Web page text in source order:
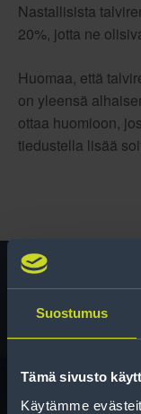
Suostumus
Tämä sivusto
Käytämme
Nastallisista
20%, jotta ne
Huomaa, että
on yleensä
ottaa huomioon,
tiedustella lisää